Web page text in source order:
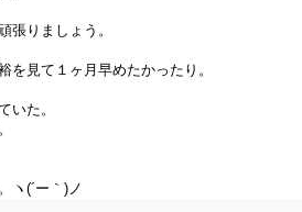
張りましょう。
見て１ヶ月早めたかったり。
いた。
ヽ(´ー｀)ノ